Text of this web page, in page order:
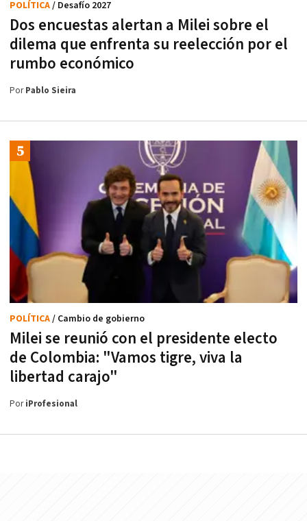
Dos encuestas alertan a Milei sobre el
dilema que enfrenta su reelección por el
rumbo económico
POLÍTICA/ Desafío 2027
PorPablo Sieira
Milei se reunió con el presidente electo
de Colombia: "Vamos tigre, viva la
libertad carajo"
POLÍTICA/ Cambio de gobierno
PoriProfesional